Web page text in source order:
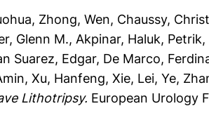
, Zhong, Wen, Chaussy,
Glenn M., Akpinar, Haluk, Petrik,
Suarez, Edgar, De Marco,
,Xu, Hanfeng,Xie, Lei,Ye,
Lithotripsy. European Urology